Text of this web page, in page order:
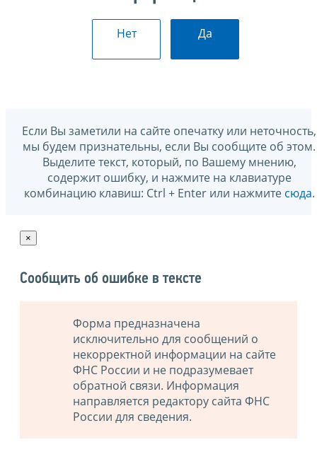
Нет Да
Если Вы заметили на сайте опечатку или неточность,
мы будем признательны, если Вы сообщите об этом.
Выделите текст, который, по Вашему мнению,
содержит ошибку, и нажмите на клавиатуре
комбинацию клавиш: Ctrl + Enter или нажмите сюда.
×
Сообщить об ошибке в тексте
Форма предназначена
исключительно для сообщений о
некорректной информации на сайте
ФНС России и не подразумевает
обратной связи. Информация
направляется редактору сайта ФНС
России для сведения.